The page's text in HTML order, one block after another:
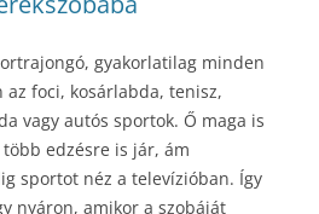
gyakorlatilag minden
foci, kosárlabda, tenisz,
vagy autós sportok. Ő maga is
edzésre is jár, ám
sportot néz a televízióban. Így
nyáron, amikor a szobáját